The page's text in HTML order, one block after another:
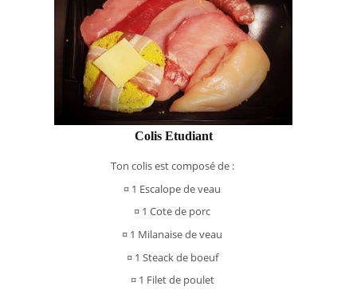
Colis Etudiant
Ton colis est composé de :
¤ 1 Escalope de veau
¤ 1 Cote de porc
¤ 1 Milanaise de veau
¤ 1 Steack de boeuf
¤ 1 Filet de poulet